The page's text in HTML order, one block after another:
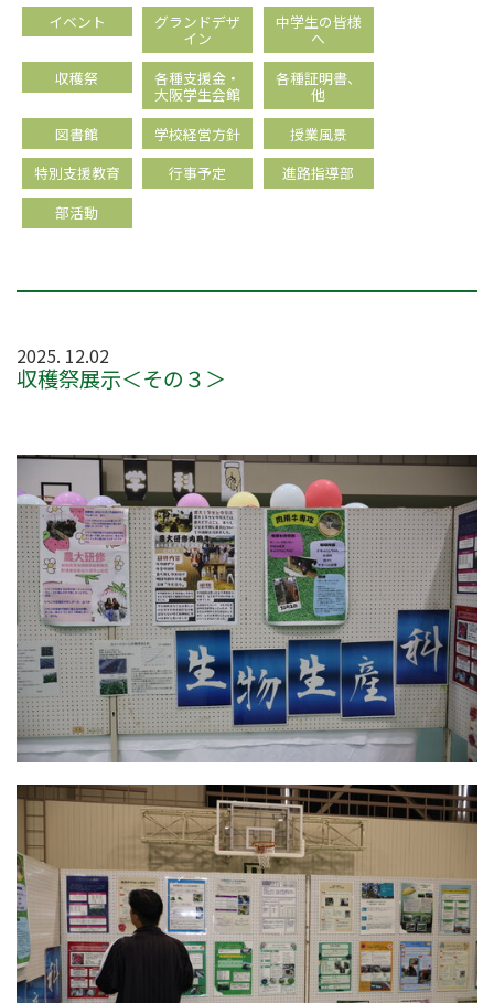
イベント グランドデザ
イン
中学生の皆様
へ
収穫祭
各種支援金・
大阪学生会館
各種証明書、
他
図書館
学校経営方針
授業風景
特別支援教育
行事予定
進路指導部
部活動
2025. 12.02
収穫祭展示＜その３＞